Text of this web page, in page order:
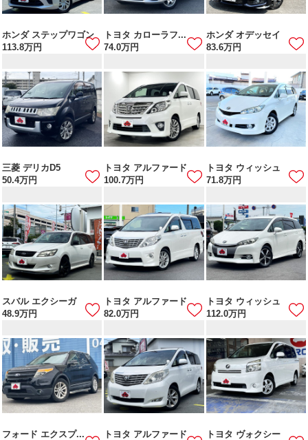
ホンダ ステップワゴン
113.8万円
トヨタ カローラフ...
74.0万円
ホンダ オデッセイ
83.6万円
三菱 デリカD5
50.4万円
トヨタ アルファード
100.7万円
トヨタ ウィッシュ
71.8万円
スバル エクシーガ
48.9万円
トヨタ アルファード
82.0万円
トヨタ ウィッシュ
112.0万円
フォード エクスプ...
トヨタ アルファード
トヨタ ヴォクシー